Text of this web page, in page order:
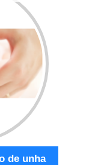
de unha